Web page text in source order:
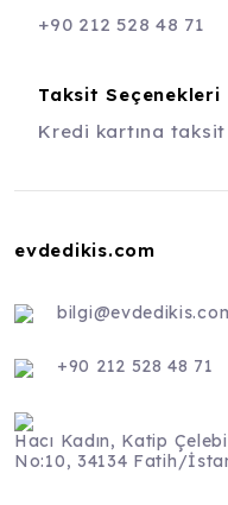
+90 212 528 48 71
Taksit Seçenekleri
Kredi kartına taksit
evdedikis.com
+90 212 528 48 71
Hacı Kadın, Katip
No:10, 34134 Fatih/